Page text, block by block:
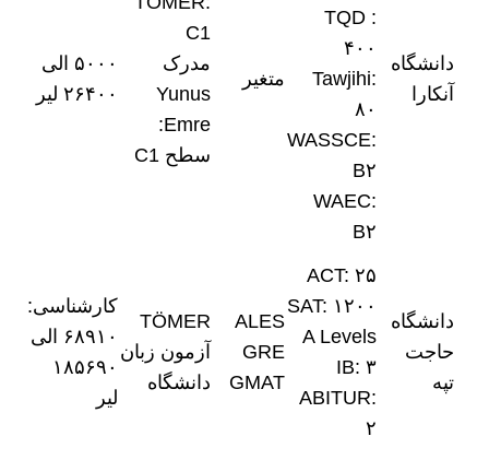
دانشگاه
آنکارا
: TQD
۴۰۰
Tawjihi:
۸۰
WASSCE:
B۲
WAEC:
B۲
متغیر
C1
مدرک
Yunus
Emre:
سطح C1
۵۰۰۰ الی
۲۶۴۰۰ لیر
دانشگاه
حاجت
تپه
ACT: ۲۵
SAT: ۱۲۰۰
A Levels
IB: ۳
ABITUR:
۲
ALES
GRE
GMAT
TÖMER
آزمون زبان
دانشگاه
کارشناسی:
۶۸۹۱۰ الی
۱۸۵۶۹۰
لیر